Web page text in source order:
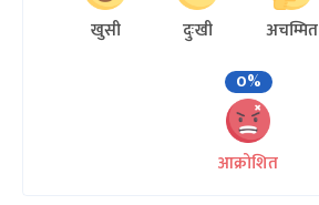
खुसी दुःखी अचम्मित
0%
आक्रोशित